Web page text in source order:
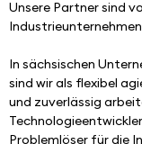
Unsere Partner sind
In sächsischen
sind wir als flexibel
und zuverlässig
Problemlöser für die